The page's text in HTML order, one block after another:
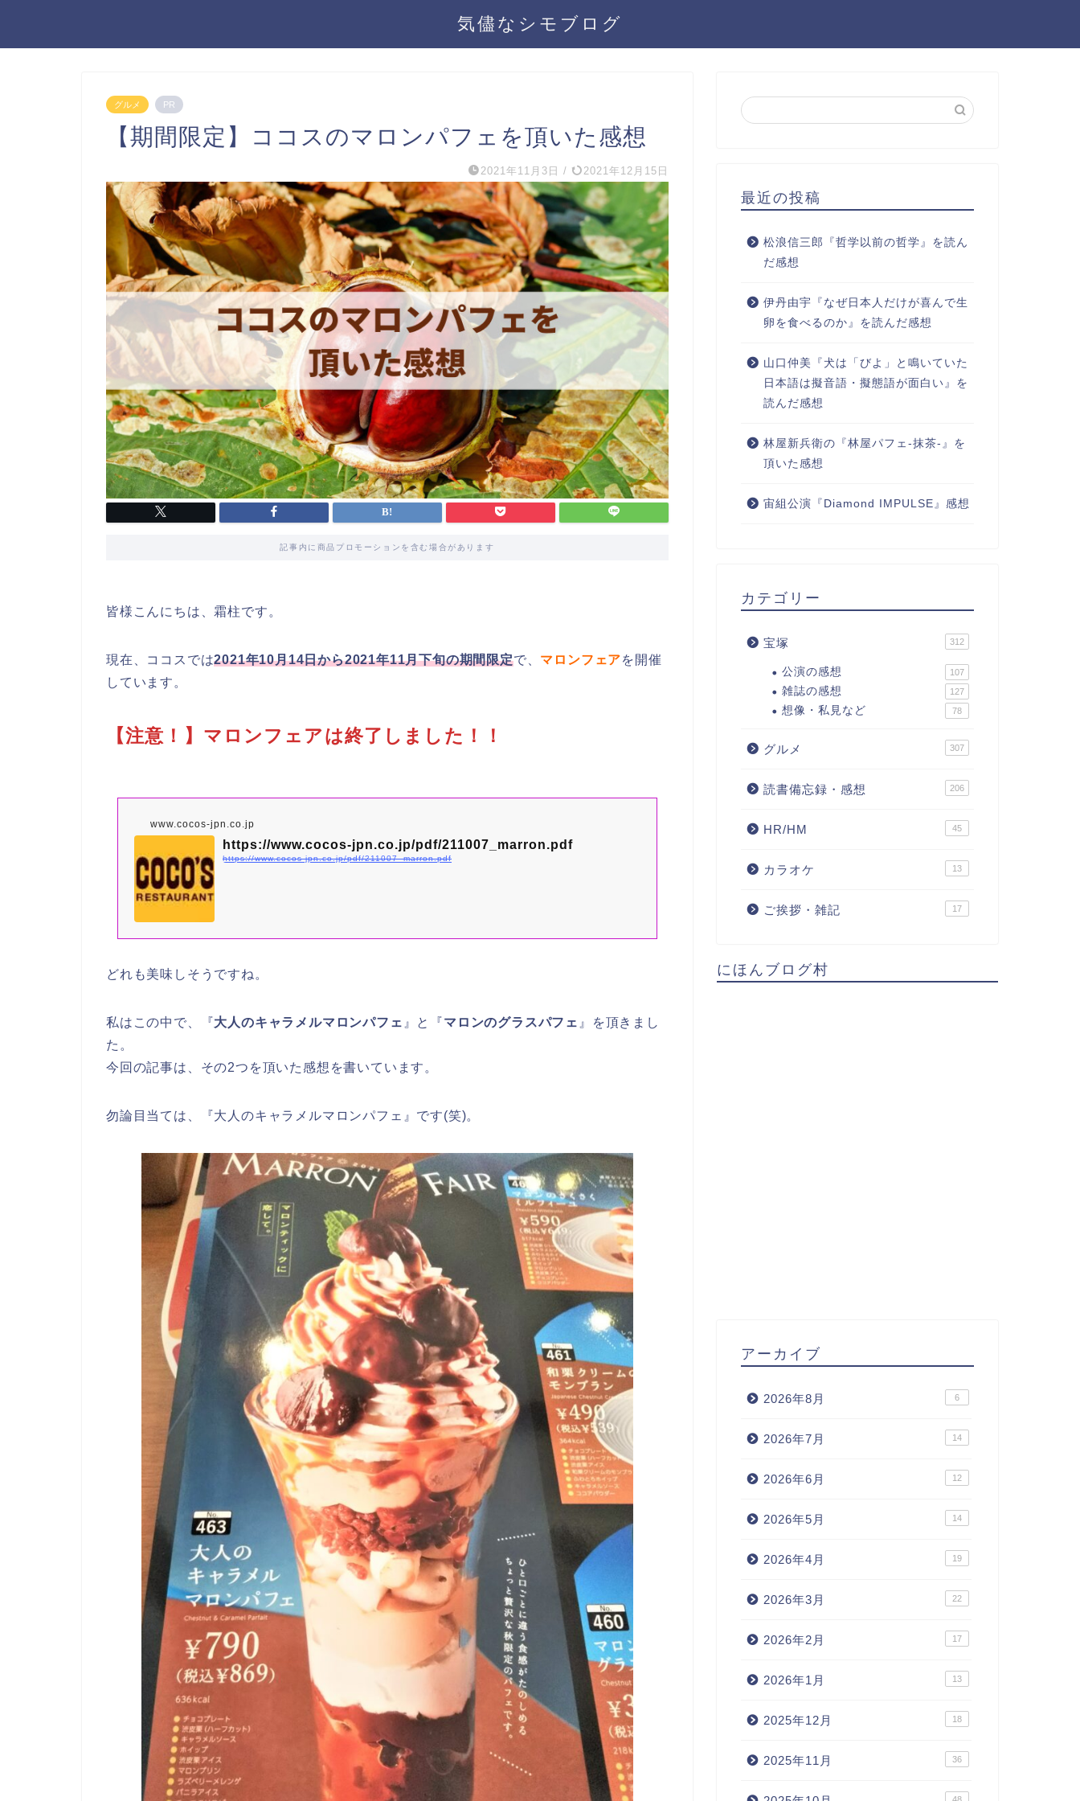
気儘なシモブログ
グルメ PR
【期間限定】ココスのマロンパフェを頂いた感想
2021年11月3日 / 2021年12月15日
記事内に商品プロモーションを含む場合があります
皆様こんにちは、霜柱です。
現在、ココスでは2021年10月14日から2021年11月下旬の期間限定で、 マロンフェアを開催
しています。
【注意！】マロンフェアは終了しました！！
www.cocos-jpn.co.jp
https://www.cocos-jpn.co.jp/pdf/211007_marron.pdf
https://www.cocos-jpn.co.jp/pdf/211007_marron.pdf
どれも美味しそうですね。
私はこの中で、『大人のキャラメルマロンパフェ 』と『マロンのグラスパフェ 』を頂きまし
た。
今回の記事は、その2つを頂いた感想を書いています。
勿論目当ては、『大人のキャラメルマロンパフェ』です(笑)。
最近の投稿
松浪信三郎『哲学以前の哲学』を読ん
だ感想
伊丹由宇『なぜ日本人だけが喜んで生
卵を食べるのか』を読んだ感想
山口仲美『犬は「びよ」と鳴いていた
日本語は擬音語・擬態語が面白い』を
読んだ感想
林屋新兵衛の『林屋パフェ-抹茶-』を
頂いた感想
宙組公演『Diamond IMPULSE』感想
カテゴリー
宝塚 312
公演の感想 107
雑誌の感想 127
想像・私見など 78
グルメ 307
読書備忘録・感想 206
HR/HM 45
カラオケ 13
ご挨拶・雑記 17
にほんブログ村
アーカイブ
2026年8月 6
2026年7月 14
2026年6月 12
2026年5月 14
2026年4月 19
2026年3月 22
2026年2月 17
2026年1月 13
2025年12月 18
2025年11月 36